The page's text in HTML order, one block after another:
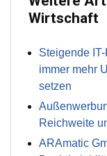
Wirtschaft
Steigende
immer mehr
setzen
Reichweite
ARAmatic